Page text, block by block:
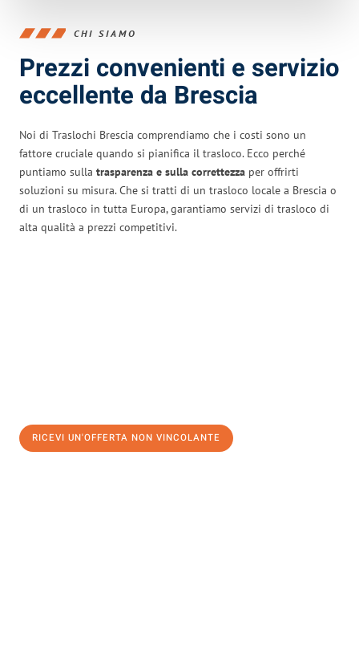
CHI SIAMO
Prezzi convenienti e servizio
eccellente da Brescia
Noi di Traslochi Brescia comprendiamo che i costi sono un
fattore cruciale quando si pianifica il trasloco. Ecco perché
puntiamo sulla trasparenza e sulla correttezza per offrirti
soluzioni su misura. Che si tratti di un trasloco locale a Brescia o
di un trasloco in tutta Europa, garantiamo servizi di trasloco di
alta qualità a prezzi competitivi.
RICEVI UN'OFFERTA NON VINCOLANTE